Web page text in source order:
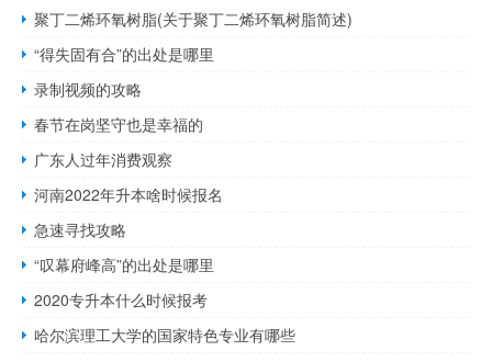
聚丁二烯环氧树脂(关于聚丁二烯环氧树脂简述)
“得失固有合”的出处是哪里
录制视频的攻略
春节在岗坚守也是幸福的
广东人过年消费观察
河南2022年升本啥时候报名
急速寻找攻略
“叹幕府峰高”的出处是哪里
2020专升本什么时候报考
哈尔滨理工大学的国家特色专业有哪些